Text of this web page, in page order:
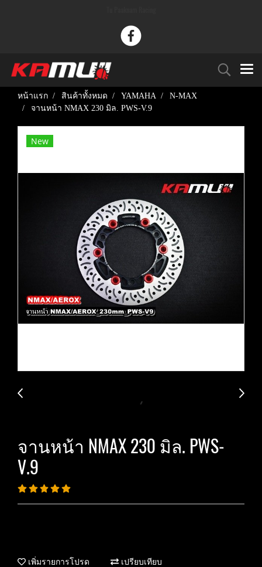
หน้าแรก สินค้าทั้งหมด YAMAHA
N-MAX
จานหน้า NMAX 230 มิล. PWS-V.9
New
จานหน้า NMAX 230 มิล. PWS-
V.9
เพิ่มรายการโปรด เปรียบเทียบ